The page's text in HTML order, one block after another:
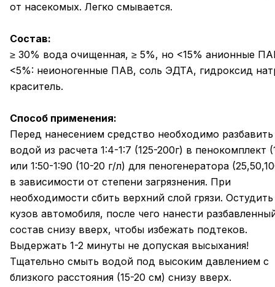
от насекомых. Легко смывается.
Состав:
≥ 30% вода очищенная, ≥ 5%, но <15% анионные
<5%: неионогенные ПАВ, соль ЭДТА, гидроксид
краситель.
Способ применения:
Перед нанесением средство необходимо разбавить
водой из расчета 1:4-1:7 (125-200г) в пенокомплект
или 1:50-1:90 (10-20 г/л) для пеногенератора
в зависимости от степени загрязнения. При
необходимости сбить верхний слой грязи. Остудить
кузов автомобиля, после чего нанести
состав снизу вверх, чтобы избежать подтеков.
Выдержать 1-2 минуты не допуская высыхания!
Тщательно смыть водой под высоким давлением с
близкого расстояния (15-20 см) снизу вверх.